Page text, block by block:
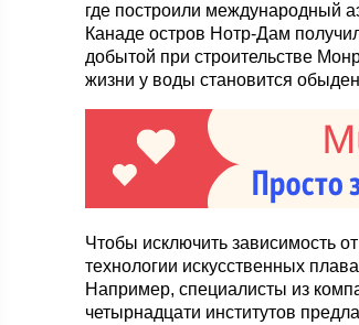
где построили международный
Канаде остров Нотр-Дам
добытой при строительстве
жизни у воды становится
Чтобы исключить зависимость
технологии искусственных
Например, специалисты из
четырнадцати институтов